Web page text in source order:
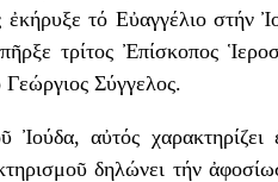
τό Εὐαγγέλιο στήν
τρίτος Ἐπίσκοπος
Σύγγελος.
αὐτός χαρακτηρίζει
δηλώνει τήν